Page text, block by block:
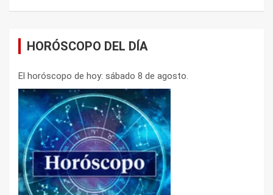
HORÓSCOPO DEL DÍA
El horóscopo de hoy: sábado 8 de agosto.